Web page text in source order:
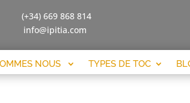
(+34) 669 868 814
info@ipitia.com
NOUS TYPES DE TOC